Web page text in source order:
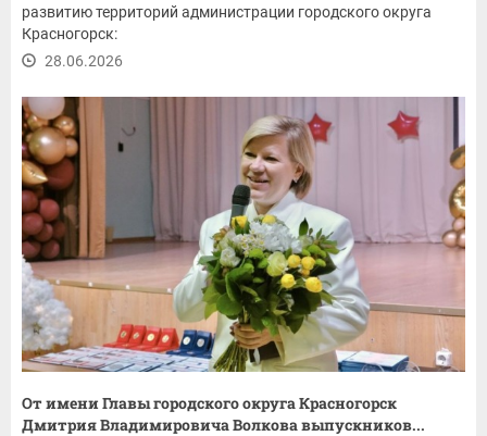
развитию территорий администрации городского округа
Красногорск:
28.06.2026
От имени Главы городского округа Красногорск
Дмитрия Владимировича Волкова выпускников...